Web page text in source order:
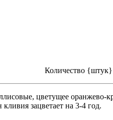
Количество {штук}
цветущее
зацветает на 3-4 год.